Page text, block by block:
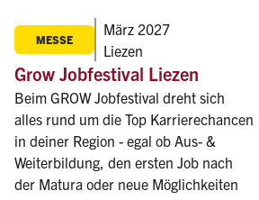
MESSE
März 2027
Liezen
Grow Jobfestival Liezen
Beim GROW Jobfestival dreht sich
alles rund um die Top Karrierechancen
in deiner Region - egal ob Aus- &
Weiterbildung, den ersten Job nach
der Matura oder neue Möglichkeiten